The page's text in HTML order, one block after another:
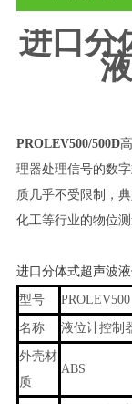
进口分
PROLEV500/500D
理器处理信号的数
质几乎不受限制，
化工等行业的物位
进口分体式超声波
型号 PROLEV500
名称 液位计控制
外壳材
质
ABS